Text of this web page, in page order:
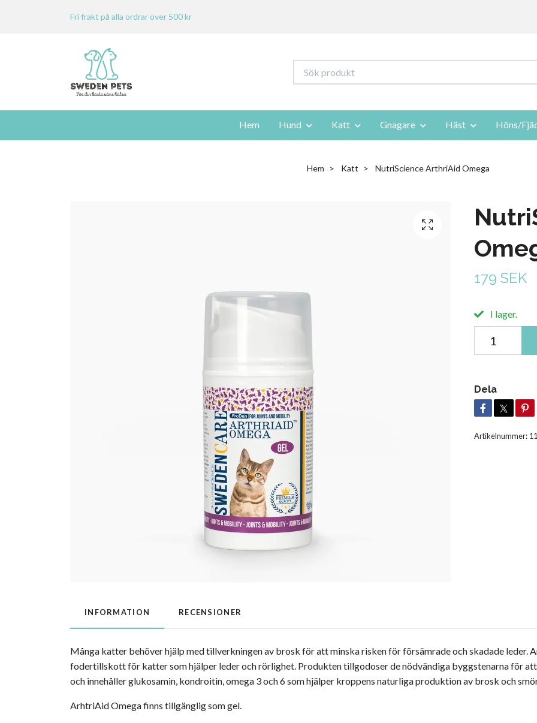
Fri frakt på alla ordrar över 500 kr
Hem Hund Katt Gnagare Häst Höns/
Hem Katt NutriScience ArthriAid Omega
179 SEK
I lager.
Dela
Artikelnummer: 11
INFORMATION RECENSIONER
Många katter behöver hjälp med tillverkningen av brosk för att minska risken för försämrade och skadade leder.
fodertillskott för katter som hjälper leder och rörlighet. Produkten tillgodoser de nödvändiga byggstenarna för
och innehåller glukosamin, kondroitin, omega 3 och 6 som hjälper kroppens naturliga produktion av brosk och
ArhtriAid Omega finns tillgänglig som gel.